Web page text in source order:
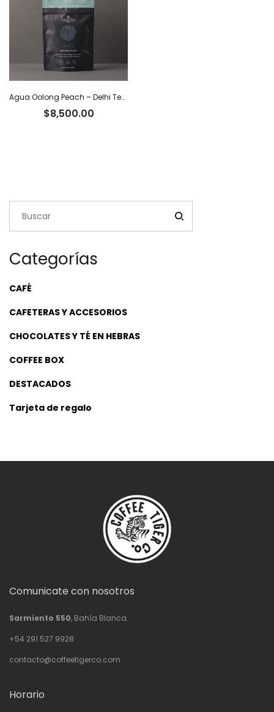
Agua Oolong Peach – Delhi Tea x 40 g
$8,500.00
Categorías
CAFÉ
CAFETERAS Y ACCESORIOS
CHOCOLATES Y TÉ EN HEBRAS
COFFEE BOX
DESTACADOS
Tarjeta de regalo
Comunicate con nosotros
Sarmiento 550, Bahía Blanca.
+54 291 527 9928
contacto@coffeetigerco.com
Horario